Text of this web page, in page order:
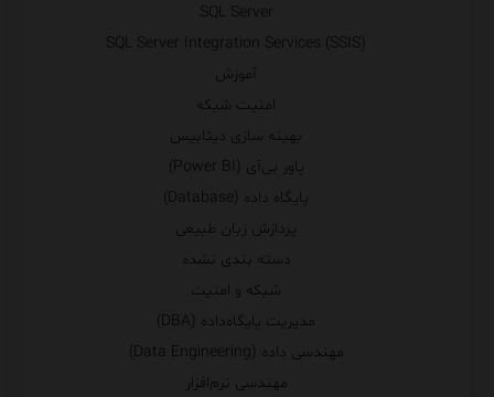
SQL Server
SQL Server Integration Services (SSIS)
آموزش
امنیت شبکه
بهینه سازی دیتابیس
پاور بی‌آی (Power BI)
پایگاه داده (Database)
پردازش زبان طبیعی
دسته بندی نشده
شبکه و امنیت
مدیریت پایگاه‌داده (DBA)
مهندسی داده (Data Engineering)
مهندسی نرم‌افزار